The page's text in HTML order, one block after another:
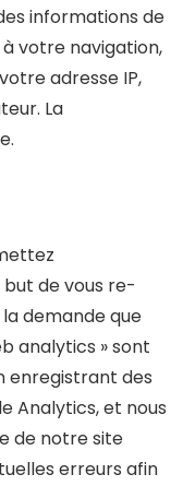
informations de
votre navigation,
adresse IP,
La
de vous re-
demande que
analytics » sont
enregistrant des
Analytics, et nous
de notre site
erreurs afin